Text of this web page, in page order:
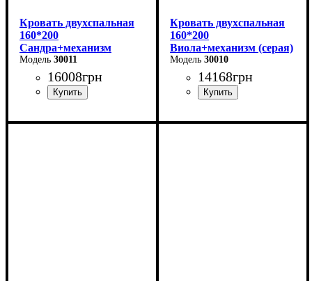
Кровать двухспальная
160*200
Сандра+механизм
(бежевая)
30011
16008грн
Ширина: 170 см
Кровать двухспальная
160*200
Виола+механизм (серая)
30010
14168грн
Ширина: 170 см